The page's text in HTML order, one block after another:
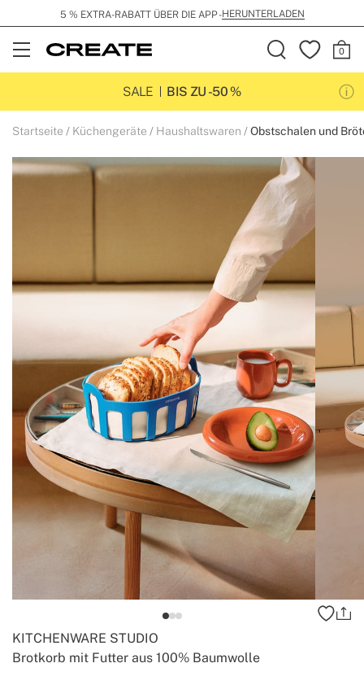
5 % EXTRA-RABATT ÜBER DIE APP -HERUNTERLADEN
Open
Menu
SALE
BIS ZU -50 %
Startseite Küchengeräte Haushaltswaren Obstschalen und
Brotkorb mit Futter aus 100% Baumwolle
KITCHENWARE STUDIO